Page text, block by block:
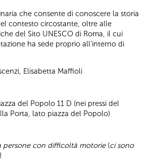
che consente di conoscere la storia
contesto circostante, oltre alle
del Sito UNESCO di Roma, il cui
ha sede proprio all’interno di
Elisabetta Maffioli
del Popolo 11 D (nei pressi del
Porta, lato piazza del Popolo)
persone con difficoltà motorie(ci sono
)